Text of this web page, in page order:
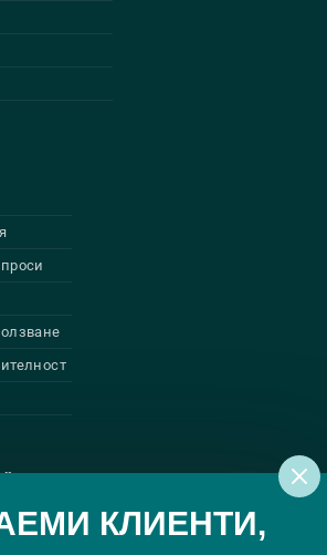
КЛИЕНТИ,
се за нашите атрактивни